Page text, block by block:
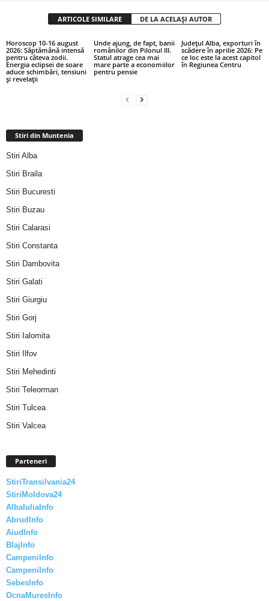
ARTICOLE SIMILARE DE LA ACELAȘI AUTOR
Horoscop 10-16 august
2026: Săptămână intensă
pentru câteva zodii.
Energia eclipsei de soare
aduce schimbări, tensiuni
și revelații
Unde ajung, de fapt, banii
românilor din Pilonul III.
Statul atrage cea mai
mare parte a economiilor
pentru pensie
Județul Alba, exporturi în
scădere în aprilie 2026: Pe
ce loc este la acest capitol
în Regiunea Centru
Stiri din Muntenia
Stiri Alba
Stiri Braila
Stiri Bucuresti
Stiri Buzau
Stiri Calarasi
Stiri Constanta
Stiri Dambovita
Stiri Galati
Stiri Giurgiu
Stiri Gorj
Stiri Ialomita
Stiri Ilfov
Stiri Mehedinti
Stiri Teleorman
Stiri Tulcea
Stiri Valcea
Parteneri
StiriTransilvania24
StiriMoldova24
AlbaIuliaInfo
AbrudInfo
AiudInfo
BlajInfo
CampeniInfo
CampeniInfo
SebesInfo
OcnaMuresInfo